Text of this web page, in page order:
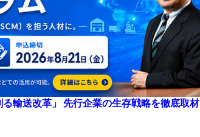
輸送改革」 先行企業の生存戦略を徹底取材